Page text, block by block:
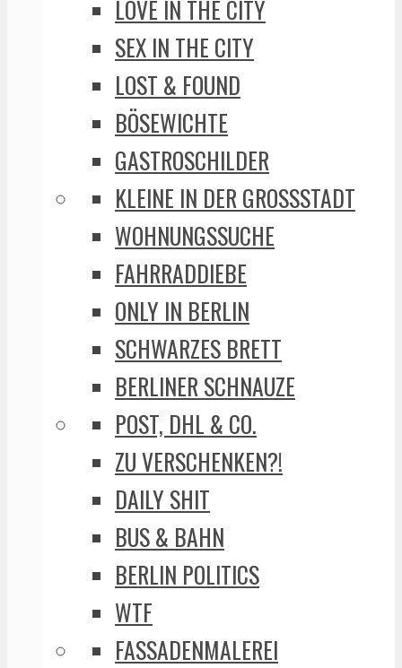
LOVE IN THE CITY
SEX IN THE CITY
LOST & FOUND
BÖSEWICHTE
GASTROSCHILDER
KLEINE IN DER GROSSSTADT
WOHNUNGSSUCHE
FAHRRADDIEBE
ONLY IN BERLIN
SCHWARZES BRETT
BERLINER SCHNAUZE
POST, DHL & CO.
ZU VERSCHENKEN?!
DAILY SHIT
BUS & BAHN
BERLIN POLITICS
WTF
FASSADENMALEREI